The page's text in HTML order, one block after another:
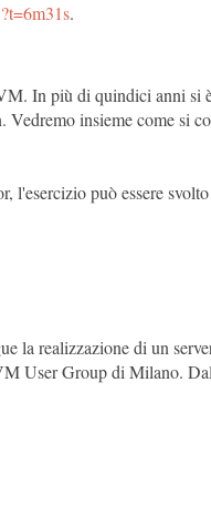
.
In più di quindici anni si
insieme come si
può essere
la realizzazione di un
User Group di Milano.